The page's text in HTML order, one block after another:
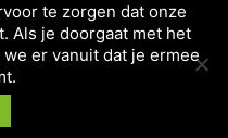
een vraag
|Privacy verklaring
te zorgen dat onze
Als je doorgaat met het
er vanuit dat je ermee